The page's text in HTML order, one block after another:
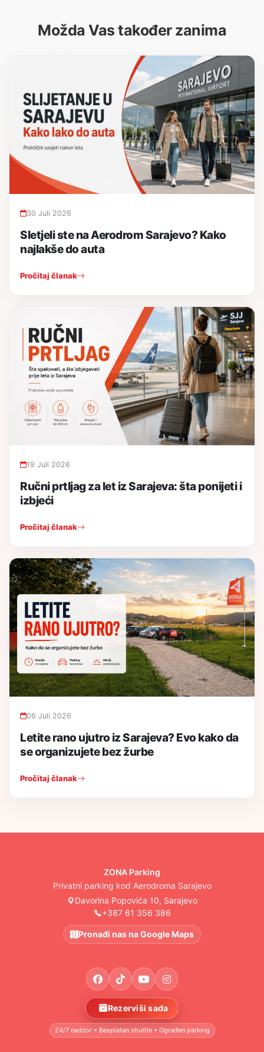
Možda Vas također zanima
30 Juli 2026
Sletjeli ste na Aerodrom Sarajevo? Kako
najlakše do auta
Pročitaj članak
19 Juli 2026
Ručni prtljag za let iz Sarajeva: šta ponijeti i
izbjeći
Pročitaj članak
06 Juli 2026
Letite rano ujutro iz Sarajeva? Evo kako da
se organizujete bez žurbe
Pročitaj članak
ZONA Parking
Privatni parking kod Aerodroma Sarajevo
Davorina Popovića 10, Sarajevo
+387 61 356 386
Pronađi nas na Google Maps
Rezerviši sada
24/7 nadzor • Besplatan shuttle • Ograđen parking